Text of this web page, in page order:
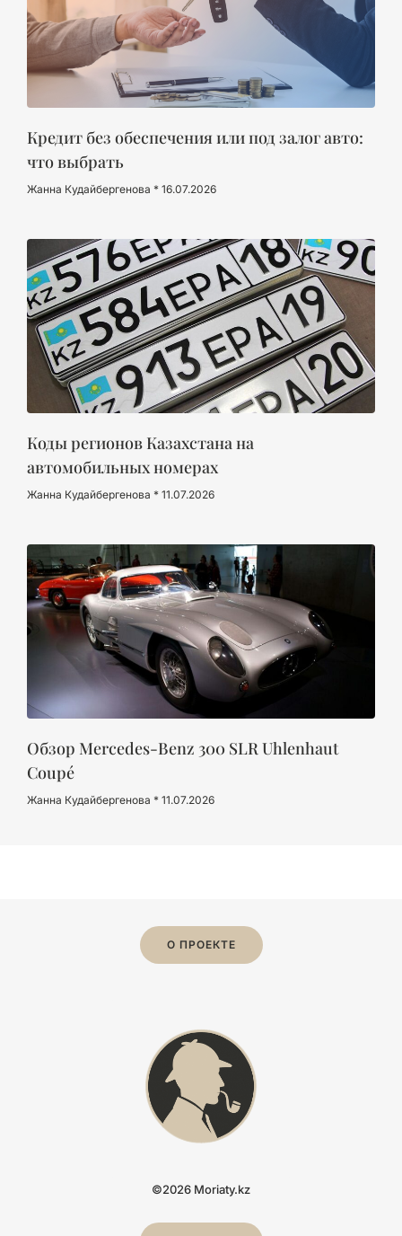
Кредит без обеспечения или под залог авто:
что выбрать
Жанна Кудайбергенова 16.07.2026
Коды регионов Казахстана на
автомобильных номерах
Жанна Кудайбергенова 11.07.2026
Обзор Mercedes-Benz 300 SLR Uhlenhaut
Coupé
Жанна Кудайбергенова 11.07.2026
О ПРОЕКТЕ
©2026 Moriaty.kz